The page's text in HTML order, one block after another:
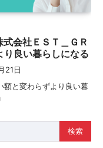
会社ＥＳＴ＿ＧＲ
り良い暮らしになる
21日
額と変わらずより良い暮